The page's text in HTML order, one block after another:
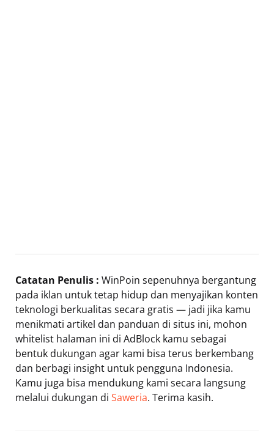
Catatan Penulis : WinPoin sepenuhnya bergantung
pada iklan untuk tetap hidup dan menyajikan konten
teknologi berkualitas secara gratis — jadi jika kamu
menikmati artikel dan panduan di situs ini, mohon
whitelist halaman ini di AdBlock kamu sebagai
bentuk dukungan agar kami bisa terus berkembang
dan berbagi insight untuk pengguna Indonesia.
Kamu juga bisa mendukung kami secara langsung
melalui dukungan di Saweria. Terima kasih.